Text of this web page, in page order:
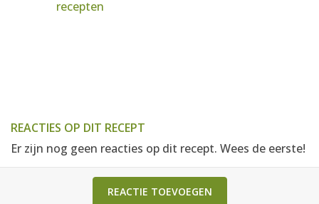
recepten
REACTIES OP DIT RECEPT
Er zijn nog geen reacties op dit recept. Wees de eerste!
REACTIE TOEVOEGEN